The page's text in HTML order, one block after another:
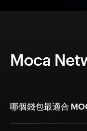
Moca
哪個錢包最適合